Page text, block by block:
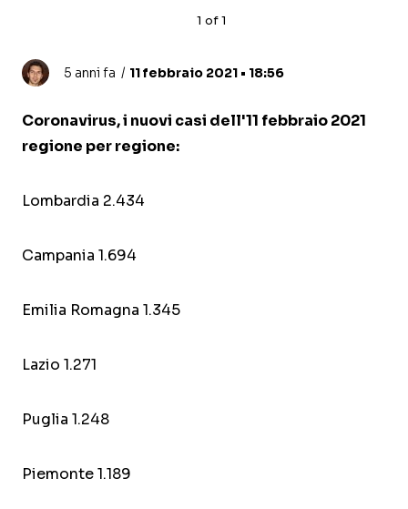
1 of1
5 anni fa 11 febbraio 2021 • 18:56
Coronavirus, i nuovi casi dell'11 febbraio 2021
regione per regione:
Lombardia 2.434
Campania 1.694
Emilia Romagna 1.345
Lazio 1.271
Puglia 1.248
Piemonte 1.189